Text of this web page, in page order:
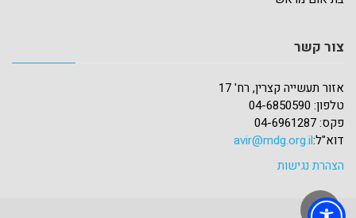
צור קשר
אזור תעשייה קצרין, רח' 17
טלפון: 04-6850590
פקס: 04-6961287
דוא"ל:avir@mdg.org.il
הצהרת נגישות
גלילה